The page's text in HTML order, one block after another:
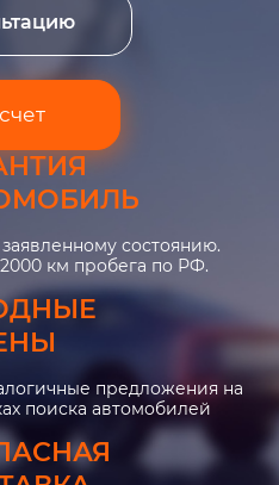
состоянию.
км пробега по РФ.
предложения на
поиска автомобилей